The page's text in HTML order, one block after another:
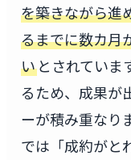
を築きながら進
るまでに数カ月
いとされていま
るため、成果が
ーが積み重なり
では「成約がと